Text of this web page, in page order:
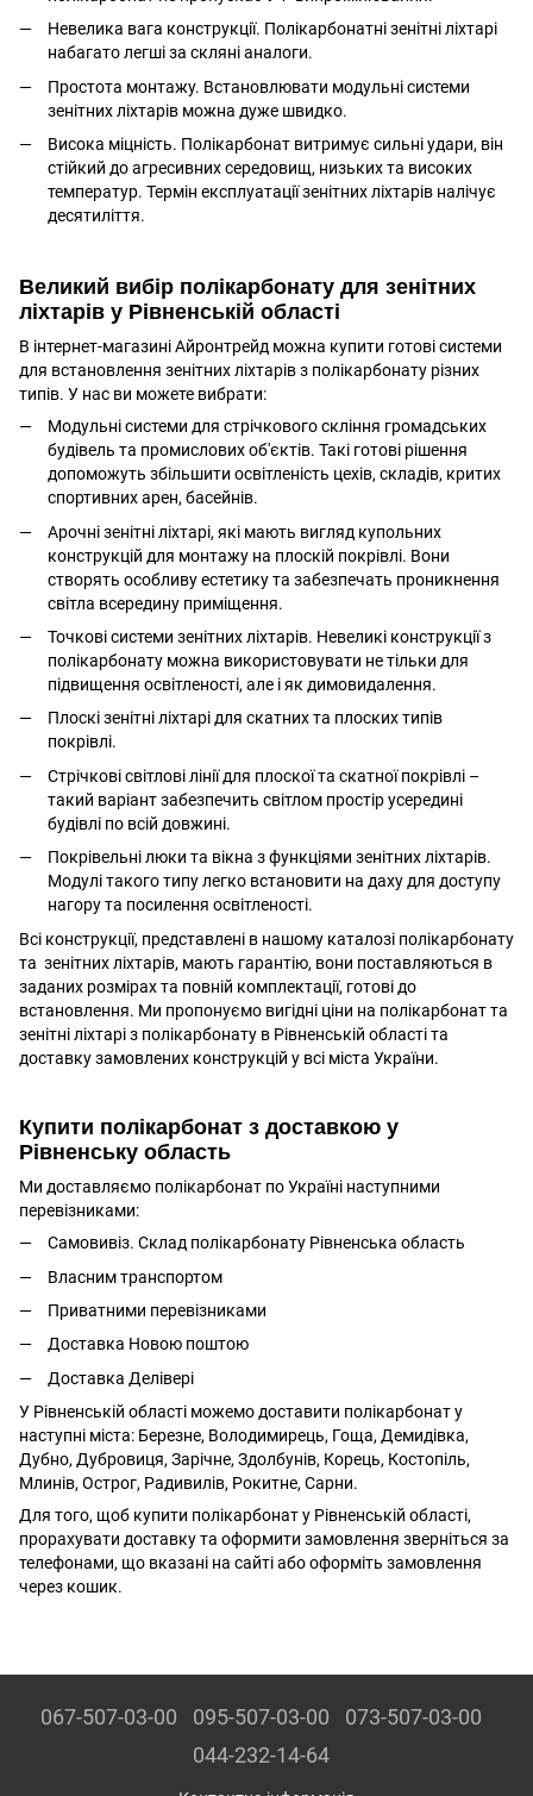
Невелика вага конструкції. Полікарбонатні зенітні ліхтарі
набагато легші за скляні аналоги.
Простота монтажу. Встановлювати модульні системи
зенітних ліхтарів можна дуже швидко.
Висока міцність. Полікарбонат витримує сильні удари, він
стійкий до агресивних середовищ, низьких та високих
температур. Термін експлуатації зенітних ліхтарів налічує
десятиліття.
Великий вибір полікарбонату для зенітних
ліхтарів у Рівненській області
В інтернет-магазині Айронтрейд можна купити готові системи
для встановлення зенітних ліхтарів з полікарбонату різних
типів. У нас ви можете вибрати:
Модульні системи для стрічкового скління громадських
будівель та промислових об'єктів. Такі готові рішення
допоможуть збільшити освітленість цехів, складів, критих
спортивних арен, басейнів.
Арочні зенітні ліхтарі, які мають вигляд купольних
конструкцій для монтажу на плоскій покрівлі. Вони
створять особливу естетику та забезпечать проникнення
світла всередину приміщення.
Точкові системи зенітних ліхтарів. Невеликі конструкції з
полікарбонату можна використовувати не тільки для
підвищення освітленості, але і як димовидалення.
Плоскі зенітні ліхтарі для скатних та плоских типів
покрівлі.
Стрічкові світлові лінії для плоскої та скатної покрівлі –
такий варіант забезпечить світлом простір усередині
будівлі по всій довжині.
Покрівельні люки та вікна з функціями зенітних ліхтарів.
Модулі такого типу легко встановити на даху для доступу
нагору та посилення освітленості.
Всі конструкції, представлені в нашому каталозі полікарбонату
та зенітних ліхтарів, мають гарантію, вони поставляються в
заданих розмірах та повній комплектації, готові до
встановлення. Ми пропонуємо вигідні ціни на полікарбонат та
зенітні ліхтарі з полікарбонату в Рівненській області та
доставку замовлених конструкцій у всі міста України.
Купити полікарбонат з доставкою у
Рівненську область
Ми доставляємо полікарбонат по Україні наступними
перевізниками:
Самовивіз. Склад полікарбонату Рівненська область
Власним транспортом
Приватними перевізниками
Доставка Новою поштою
Доставка Делівері
У Рівненській області можемо доставити полікарбонат у
наступні міста: Березне, Володимирець, Гоща, Демидівка,
Дубно, Дубровиця, Зарічне, Здолбунів, Корець, Костопіль,
Млинів, Острог, Радивилів, Рокитне, Сарни.
Для того, щоб купити полікарбонат у Рівненській області,
прорахувати доставку та оформити замовлення зверніться за
телефонами, що вказані на сайті або оформіть замовлення
через кошик.
067-507-03-00 095-507-03-00
073-507-03-00
044-232-14-64